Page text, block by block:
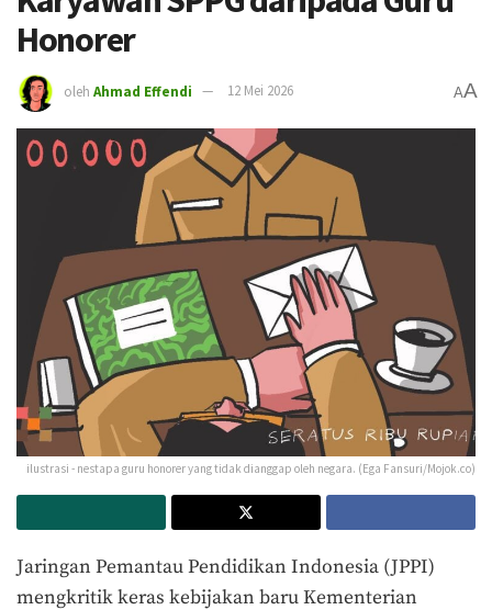
Honorer
oleh Ahmad Effendi 12 Mei 2026 AA
ilustrasi - nestapa guru honorer yang tidak dianggap oleh negara. (Ega Fansuri/Mojok.co)
Jaringan Pemantau Pendidikan Indonesia (JPPI)
mengkritik keras kebijakan baru Kementerian